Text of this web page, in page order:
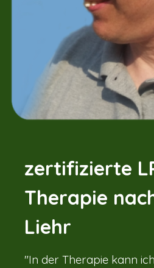
zertifizierte
Therapie
Liehr
"In der Therapie kann